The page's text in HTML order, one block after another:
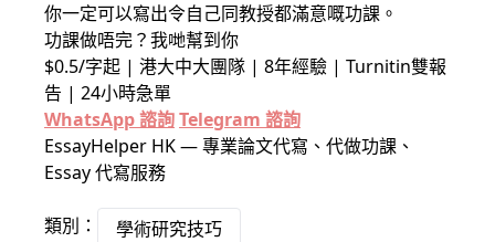
你一定可以寫出令自己同教授都滿意嘅功課。
功課做唔完？我哋幫到你
$0.5/字起 | 港大中大團隊 | 8年經驗 | Turnitin雙報
告 | 24小時急單
WhatsApp 諮詢Telegram 諮詢
EssayHelper HK — 專業論文代寫、代做功課、
Essay 代寫服務
類別： 學術研究技巧